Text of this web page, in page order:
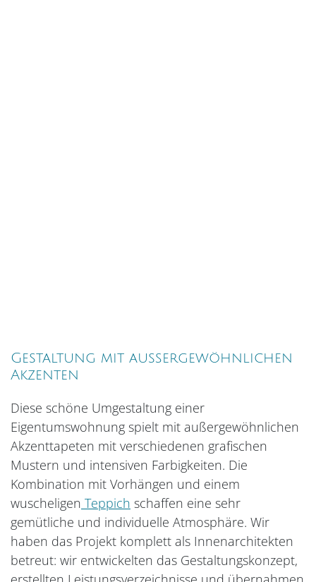
Gestaltung mit außergewöhnlichen
Akzenten
Diese schöne Umgestaltung einer
Eigentumswohnung spielt mit außergewöhnlichen
Akzenttapeten mit verschiedenen grafischen
Mustern und intensiven Farbigkeiten. Die
Kombination mit Vorhängen und einem
wuscheligen Teppich schaffen eine sehr
gemütliche und individuelle Atmosphäre. Wir
haben das Projekt komplett als Innenarchitekten
betreut: wir entwickelten das Gestaltungskonzept,